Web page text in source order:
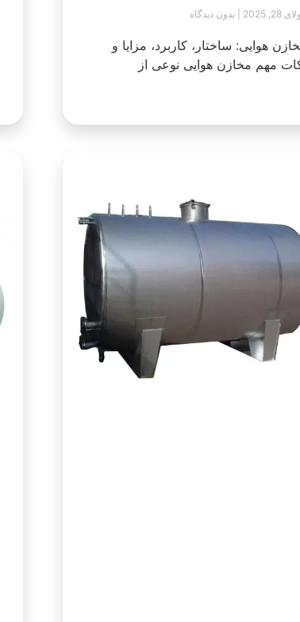
28, 2025 بدون دیدگاه
هوایی: ساختار، کاربرد، مزایا و
مهم مخازن هوایی نوعی از